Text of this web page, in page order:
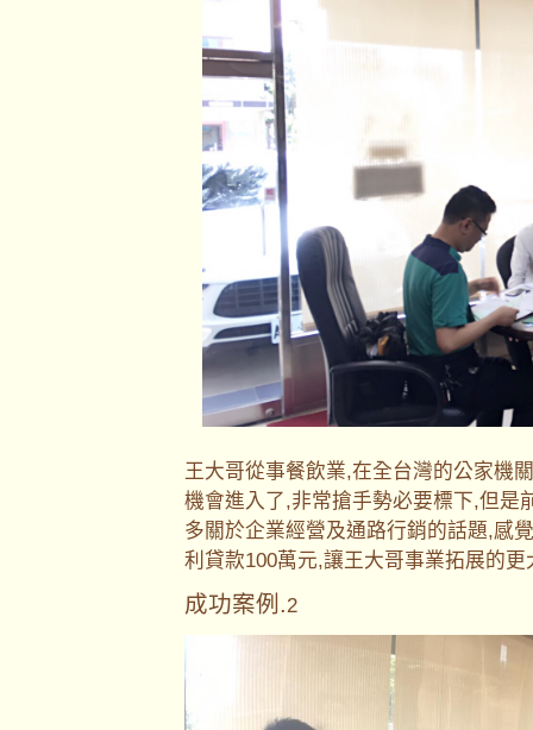
王大哥從事餐飲業,在全台灣的公家機
機會進入了,非常搶手勢必要標下,但是
多關於企業經營及通路行銷的話題,感
利貸款100萬元,讓王大哥事業拓展的
成功案例.2